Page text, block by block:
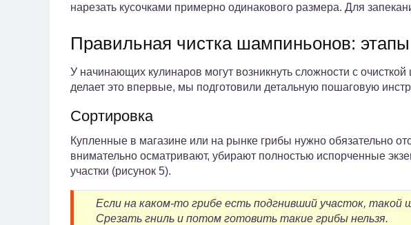
нарезать кусочками примерно одинакового размера. Для
Правильная чистка шампиньонов: этапы
У начинающих кулинаров могут возникнуть сложности с
делает это впервые, мы подготовили детальную пошаговую
Сортировка
Купленные в магазине или на рынке грибы нужно обязательно
внимательно осматривают, убирают полностью испорченные
участки (рисунок 5).
Если на каком-то грибе есть подгнивший участок, такой
Срезать гниль и потом готовить такие грибы нельзя.